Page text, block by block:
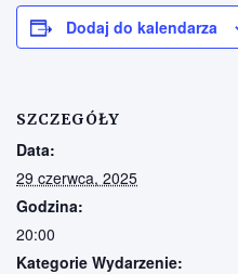
Dodaj do kalendarza
SZCZEGÓŁY
Data:
29 czerwca, 2025
Godzina:
20:00
Kategorie Wydarzenie: